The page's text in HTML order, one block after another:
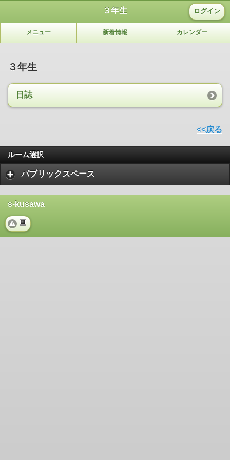
３年生 ログイン
メニュー 新着情報 カレンダー
３年生
日誌
<<戻る
ルーム選択
パブリックスペース
s-kusawa
[PHP_Warning]: include_once(): Unable to allocate memory for pool.
in file /home/s-kusawa/maple/nccore/ActionExtraChain.class.php line
89